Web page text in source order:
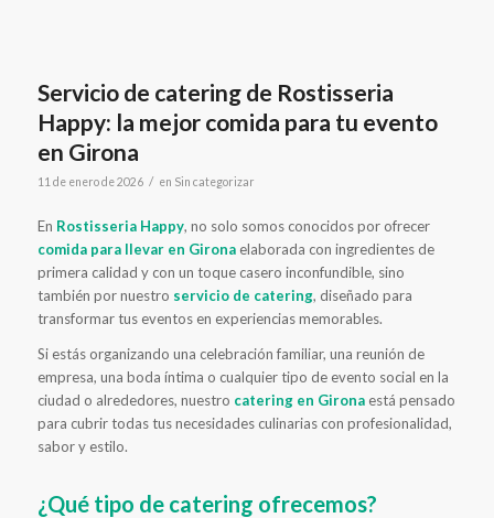
Servicio de catering de Rostisseria
Happy: la mejor comida para tu evento
en Girona
11 de enero de 2026 / en Sin categorizar
En Rostisseria Happy, no solo somos conocidos por ofrecer
comida para llevar en Gironaelaborada con ingredientes de
primera calidad y con un toque casero inconfundible, sino
también por nuestro servicio de catering, diseñado para
transformar tus eventos en experiencias memorables.
Si estás organizando una celebración familiar, una reunión de
empresa, una boda íntima o cualquier tipo de evento social en la
ciudad o alrededores, nuestro catering en Gironaestá pensado
para cubrir todas tus necesidades culinarias con profesionalidad,
sabor y estilo.
¿Qué tipo de catering ofrecemos?